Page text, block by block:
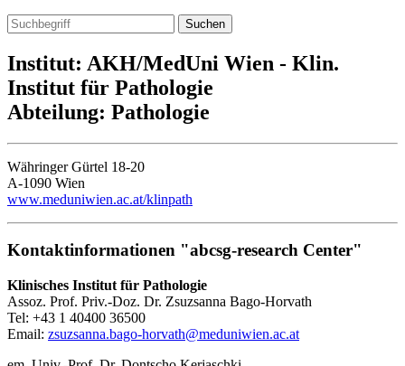
Institut: AKH/MedUni Wien - Klin.
Institut für Pathologie
Abteilung: Pathologie
Währinger Gürtel 18-20
A-1090 Wien
www.meduniwien.ac.at/klinpath
Kontaktinformationen "abcsg-research Center"
Klinisches Institut für Pathologie
Assoz. Prof. Priv.-Doz. Dr. Zsuzsanna Bago-Horvath
Tel: +43 1 40400 36500
Email: zsuzsanna.bago-horvath@meduniwien.ac.at